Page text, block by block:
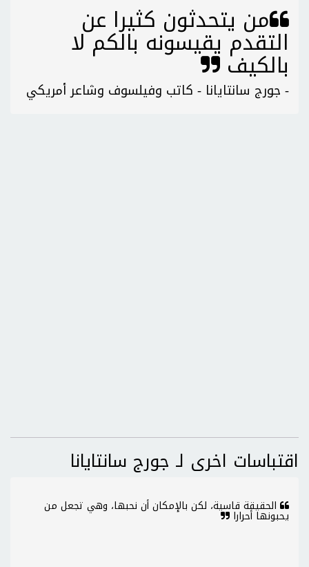
من يتحدثون كثيرا عن
التقدم يقيسونه بالكم لا
بالكيف
- جورج سانتايانا - كاتب وفيلسوف وشاعر أمريكي
اقتباسات اخرى لـ جورج سانتايانا
الحقيقة قاسية، لكن بالإمكان أن نحبها، وهي تجعل من
يحبونها أحرارا